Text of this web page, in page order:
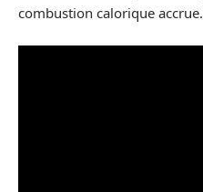
combustion calorique accrue.